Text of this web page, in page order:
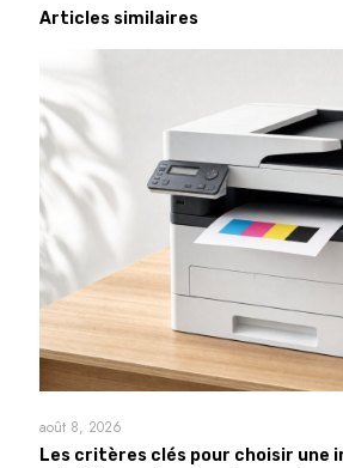
Articles similaires
août 8, 2026
Les critères clés pour choisir une